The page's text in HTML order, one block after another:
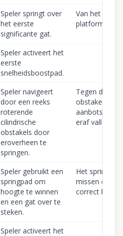
Speler springt over
het eerste
significante gat.
Van het
platform
Speler activeert het
eerste
snelheidsboostpad.
Speler navigeert
door een reeks
roterende
cilindrische
obstakels door
eroverheen te
springen.
Tegen de
obstakels
aanbotsen of
eraf vallen
Speler gebruikt een
springpad om
hoogte te winnen
en een gat over te
steken.
Het springpad
missen of niet
correct landen
Speler activeert het